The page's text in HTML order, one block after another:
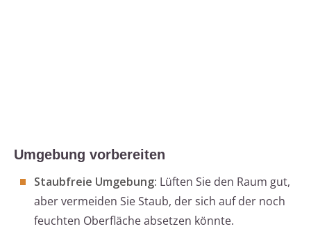
Umgebung vorbereiten
Staubfreie Umgebung: Lüften Sie den Raum gut,
aber vermeiden Sie Staub, der sich auf der noch
feuchten Oberfläche absetzen könnte.